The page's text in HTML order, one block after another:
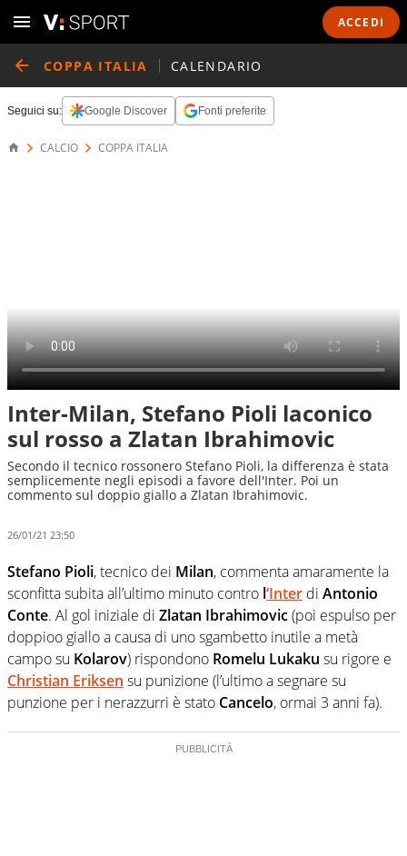
ACCEDI
COPPA ITALIA CALENDARIO
Seguici su: Google Discover Fonti preferite
CALCIO COPPA ITALIA
Inter-Milan, Stefano Pioli laconico
sul rosso a Zlatan Ibrahimovic
Secondo il tecnico rossonero Stefano Pioli, la differenza è stata
semplicemente negli episodi a favore dell'Inter. Poi un
commento sul doppio giallo a Zlatan Ibrahimovic.
26/01/21 23:50
Stefano Pioli, tecnico dei Milan, commenta amaramente la
sconfitta subita all’ultimo minuto contro l‘Inter di Antonio
Conte. Al gol iniziale di Zlatan Ibrahimovic(poi espulso per
doppioo giallo a causa di uno sgambetto inutile a metà
campo su Kolarov) rispondono Romelu Lukaku su rigore e
Christian Eriksen su punizione (l’ultimo a segnare su
punzione per i nerazzurri è stato Cancelo, ormai 3 anni fa).